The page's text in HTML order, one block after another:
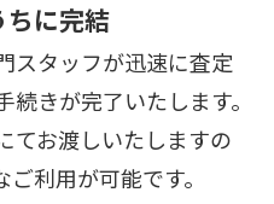
ちに完結
スタッフが迅速に査定
きが完了いたします。
てお渡しいたしますの
利用が可能です。